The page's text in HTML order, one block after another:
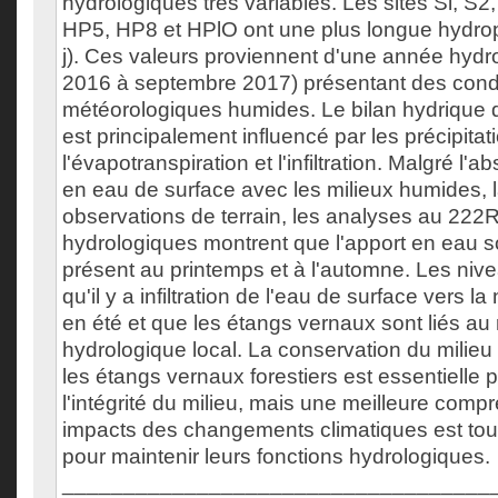
HP5, HP8 et HPlO ont une plus longue
j). Ces valeurs proviennent d'une année
2016 à septembre 2017) présentant des
météorologiques humides. Le bilan hydrique
est principalement influencé par les
l'évapotranspiration et l'infiltration. Malgré
en eau de surface avec les milieux humides,
observations de terrain, les analyses au
hydrologiques montrent que l'apport en eau
présent au printemps et à l'automne. Les
qu'il y a infiltration de l'eau de surface vers la
en été et que les étangs vernaux sont liés au
hydrologique local. La conservation du
les étangs vernaux forestiers est essentielle
l'intégrité du milieu, mais une meilleure
impacts des changements climatiques est
pour maintenir leurs fonctions hydrologiques.